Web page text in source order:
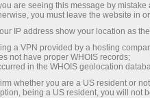
are seeing this message by
you must leave the website in
IP address show your location as
a VPN provided by a hosting
not have proper WHOIS records;
in the WHOIS geolocation
whether you are a US resident or
being a US resident, you will not